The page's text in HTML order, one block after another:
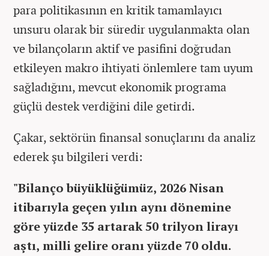
para politikasının en kritik tamamlayıcı
unsuru olarak bir süredir uygulanmakta olan
ve bilançoların aktif ve pasifini doğrudan
etkileyen makro ihtiyati önlemlere tam uyum
sağladığını, mevcut ekonomik programa
güçlü destek verdiğini dile getirdi.
Çakar, sektörün finansal sonuçlarını da analiz
ederek şu bilgileri verdi:
"Bilanço büyüklüğümüz, 2026 Nisan
itibarıyla geçen yılın aynı dönemine
göre yüzde 35 artarak 50 trilyon lirayı
aştı, milli gelire oranı yüzde 70 oldu.